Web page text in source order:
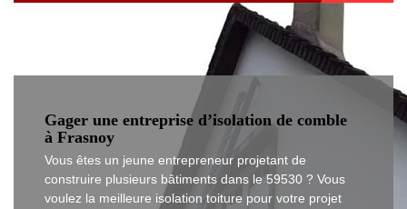
Gager une entreprise d’isolation de comble
à Frasnoy
Vous êtes un jeune entrepreneur projetant de
construire plusieurs bâtiments dans le 59530 ? Vous
voulez la meilleure isolation toiture pour votre projet